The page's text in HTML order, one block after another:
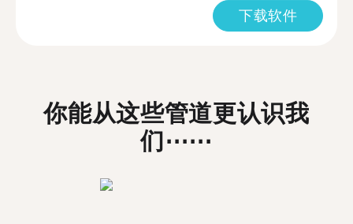
下载软件
你能从这些管道更认识我
们⋯⋯